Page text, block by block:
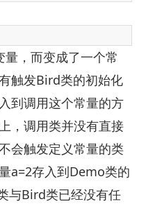
，而变成了一个常
触发Bird类的初始化
到调用这个常量的方
，调用类并没有直接
会触发定义常量的类
a=2存入到Demo类的
与Bird类已经没有任